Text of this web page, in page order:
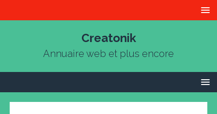
Creatonik
Annuaire web et plus encore